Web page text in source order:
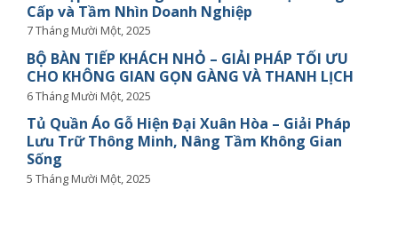
Cấp và Tầm Nhìn Doanh Nghiệp
7 Tháng Mười Một, 2025
BỘ BÀN TIẾP KHÁCH NHỎ – GIẢI PHÁP TỐI ƯU
CHO KHÔNG GIAN GỌN GÀNG VÀ THANH LỊCH
6 Tháng Mười Một, 2025
Tủ Quần Áo Gỗ Hiện Đại Xuân Hòa – Giải Pháp
Lưu Trữ Thông Minh, Nâng Tầm Không Gian
Sống
5 Tháng Mười Một, 2025